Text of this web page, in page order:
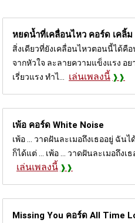
หยดน้ำที่เคลื่อนไหว คอร์ด เคลิ้ม
สิ่งเดียวที่ยังเคลื่อนไหวตอนนี้ได้คื
จากหัวใจ ละลายความแข็งแรง อ
เรี่ยวแรง ทำไ...
เล่นเพลงนี้
เพ้อ คอร์ด White Noise
เพ้อ ... วาดฝันละเมอถึงเธออยู่ ฉันไ
ก็ได้แต่ ... เพ้อ ... วาดฝันละเมอถึงเ
เล่นเพลงนี้
Missing You คอร์ด All Time